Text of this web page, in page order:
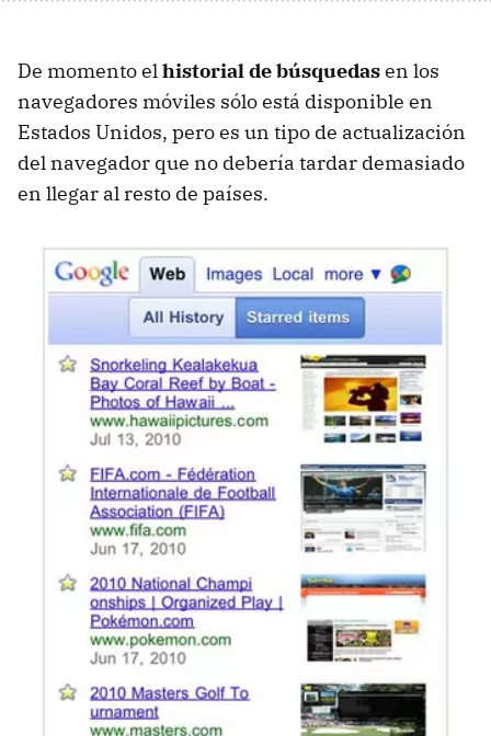
De momento elhistorial de búsquedasen los
navegadores móviles sólo está disponible en
Estados Unidos, pero es un tipo de actualización
del navegador que no debería tardar demasiado
en llegar al resto de países.